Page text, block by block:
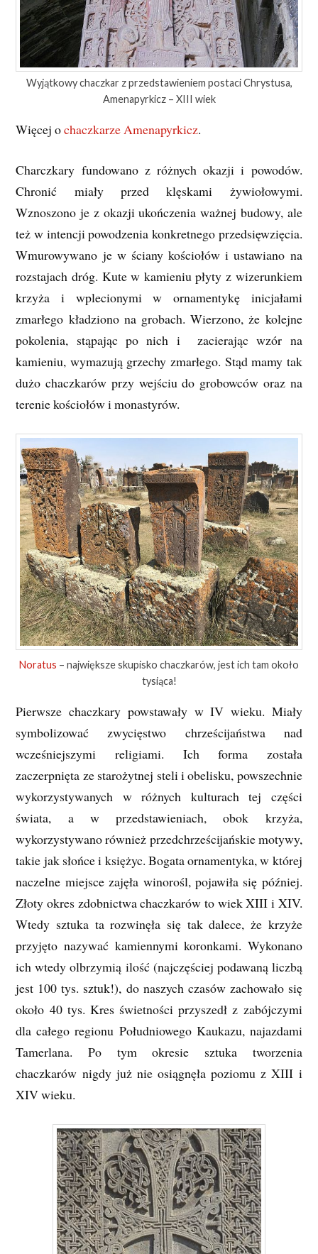
Wyjątkowy chaczkar z przedstawieniem postaci Chrystusa,
Amenapyrkicz – XIII wiek
Więcej ochaczkarze Amenapyrkicz.
Charczkary fundowano z różnych okazji i powodów.
Chronić miały przed klęskami żywiołowymi.
Wznoszono je z okazji ukończenia ważnej budowy, ale
też w intencji powodzenia konkretnego przedsięwzięcia.
Wmurowywano je w ściany kościołów i ustawiano na
rozstajach dróg. Kute w kamieniu płyty z wizerunkiem
krzyża i wplecionymi w ornamentykę inicjałami
zmarłego kładziono na grobach. Wierzono, że kolejne
pokolenia, stąpając po nich i zacierając wzór na
kamieniu, wymazują grzechy zmarłego. Stąd mamy tak
dużo chaczkarów przy wejściu do grobowców oraz na
terenie kościołów i monastyrów.
Noratus – największe skupisko chaczkarów, jest ich tam około
tysiąca!
Pierwsze chaczkary powstawały w IV wieku. Miały
symbolizować zwycięstwo chrześcijaństwa nad
wcześniejszymi religiami. Ich forma została
zaczerpnięta ze starożytnej steli i obelisku, powszechnie
wykorzystywanych w różnych kulturach tej części
świata, a w przedstawieniach, obok krzyża,
wykorzystywano również przedchrześcijańskie motywy,
takie jak słońce i księżyc. Bogata ornamentyka, w której
naczelne miejsce zajęła winorośl, pojawiła się później.
Złoty okres zdobnictwa chaczkarów to wiek XIII i XIV.
Wtedy sztuka ta rozwinęła się tak dalece, że krzyże
przyjęto nazywać kamiennymi koronkami. Wykonano
ich wtedy olbrzymią ilość (najczęściej podawaną liczbą
jest 100 tys. sztuk!), do naszych czasów zachowało się
około 40 tys. Kres świetności przyszedł z zabójczymi
dla całego regionu Południowego Kaukazu, najazdami
Tamerlana. Po tym okresie sztuka tworzenia
chaczkarów nigdy już nie osiągnęła poziomu z XIII i
XIV wieku.